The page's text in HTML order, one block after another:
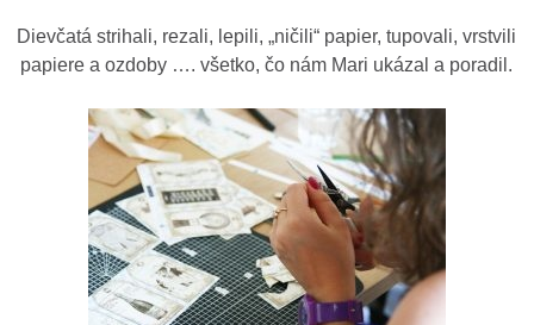
Dievčatá strihali, rezali, lepili, „ničili“ papier, tupovali, vrstvili
papiere a ozdoby …. všetko, čo nám Mari ukázal a poradil.